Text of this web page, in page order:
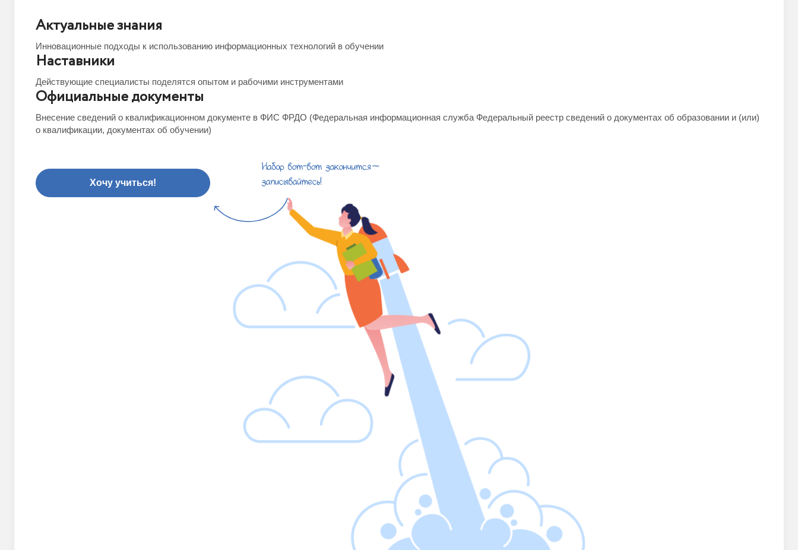
Актуальные знания
Инновационные подходы к использованию информационных технологий в обучении
Наставники
Действующие специалисты поделятся опытом и рабочими инструментами
Официальные документы
Внесение сведений о квалификационном документе в ФИС ФРДО (Федеральная информационная служба Федеральный реестр сведений о документах об образовании и (или)
о квалификации, документах об обучении)
Хочу учиться!